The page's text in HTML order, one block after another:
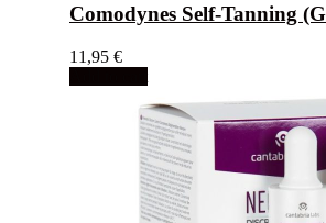
Comodynes Self-Tanning
11,95 €